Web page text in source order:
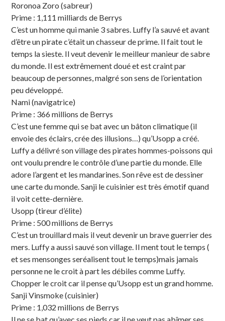
Roronoa Zoro (sabreur)
Prime : 1,111 milliards de Berrys
C’est un homme qui manie 3 sabres. Luffy l’a sauvé et avant
d’être un pirate c’était un chasseur de prime. Il fait tout le
temps la sieste. Il veut devenir le meilleur manieur de sabre
du monde. Il est extrêmement doué et est craint par
beaucoup de personnes, malgré son sens de l’orientation
peu développé.
Nami (navigatrice)
Prime : 366 millions de Berrys
C’est une femme qui se bat avec un bâton climatique (il
envoie des éclairs, crée des illusions…) qu’Usopp a créé.
Luffy a délivré son village des pirates hommes-poissons qui
ont voulu prendre le contrôle d’une partie du monde. Elle
adore l’argent et les mandarines. Son rêve est de dessiner
une carte du monde. Sanji le cuisinier est très émotif quand
il voit cette-dernière.
Usopp (tireur d’élite)
Prime : 500 millions de Berrys
C’est un trouillard mais il veut devenir un brave guerrier des
mers. Luffy a aussi sauvé son village. Il ment tout le temps (
et ses mensonges seréalisent tout le temps)mais jamais
personne ne le croit à part les débiles comme Luffy.
Chopper le croit car il pense qu’Usopp est un grand homme.
Sanji Vinsmoke (cuisinier)
Prime : 1,032 millions de Berrys